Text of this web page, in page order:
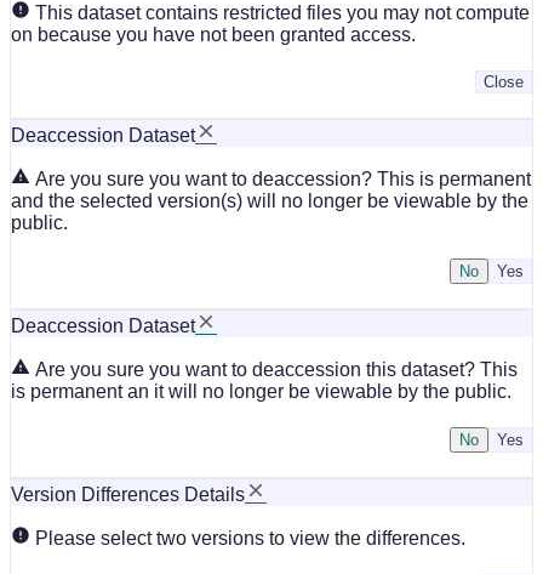
This dataset contains restricted files you may not compute
on because you have not been granted access.
Close
Deaccession Dataset
Are you sure you want to deaccession? This is permanent
and the selected version(s) will no longer be viewable by the
public.
No
Deaccession Dataset
Are you sure you want to deaccession this dataset? This
is permanent an it will no longer be viewable by the public.
No
Version Differences Details
Please select two versions to view the differences.